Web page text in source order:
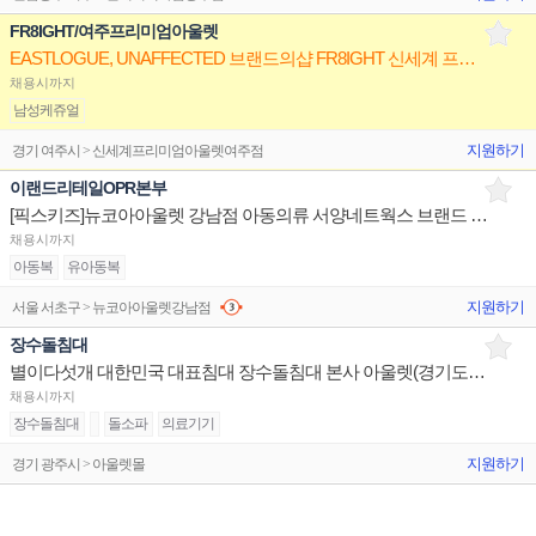
FR8IGHT/여주프리미엄아울렛
EASTLOGUE, UNAFFECTED 브랜드의샵 FR8IGHT 신세계 프리미엄 아울렛 여주점 매니저 구인
채용시까지
남성케쥬얼
경기 여주시 > 신세계프리미엄아울렛여주점 지원하기
이랜드리테일OPR본부
[픽스키즈]뉴코아아울렛 강남점 아동의류 서양네트웍스 브랜드 편집샵(블루독 외) 중간관리자 구인
채용시까지
아동복 유아동복
서울 서초구 > 뉴코아아울렛강남점 지원하기
장수돌침대
별이다섯개 대한민국 대표침대 장수돌침대 본사 아울렛(경기도 광주) 점장 채용
채용시까지
장수돌침대 돌소파 의료기기
경기 광주시 > 아울렛몰 지원하기